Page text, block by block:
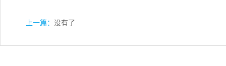
上一篇： 没有了